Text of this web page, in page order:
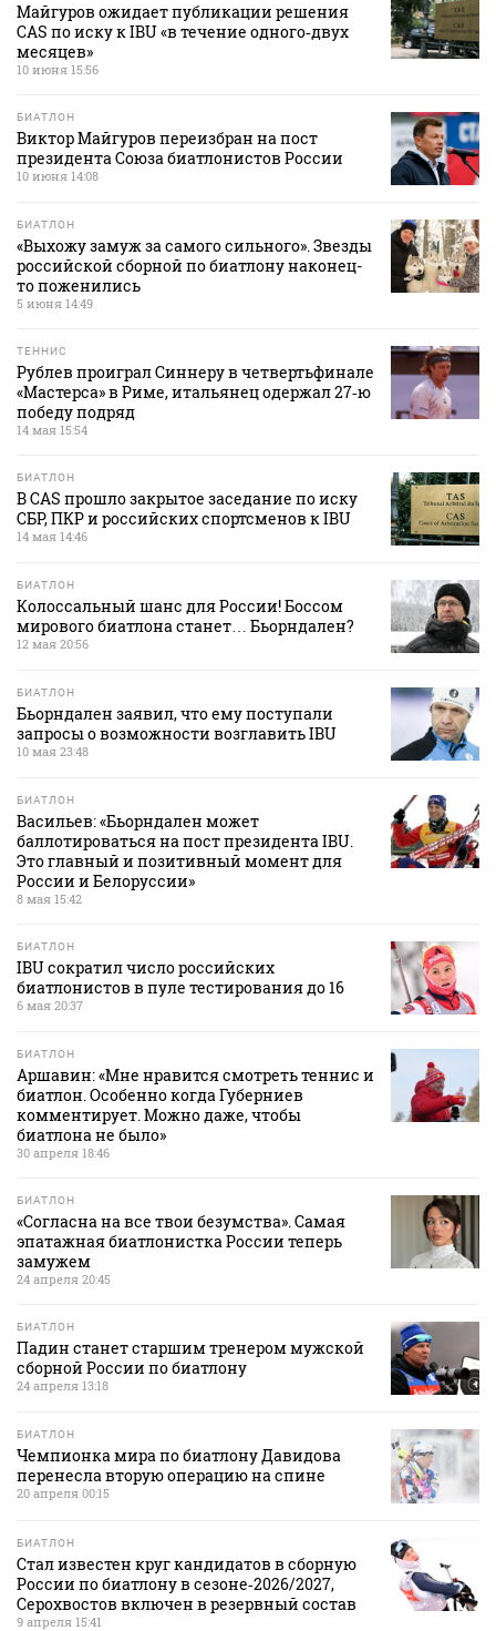
Майгуров ожидает публикации решения
CAS по иску к IBU «в течение одного‑двух
месяцев»
10 июня 15:56
БИАТЛОН
Виктор Майгуров переизбран на пост
президента Союза биатлонистов России
10 июня 14:08
БИАТЛОН
«Выхожу замуж за самого сильного». Звезды
российской сборной по биатлону наконец-
то поженились
5 июня 14:49
ТЕННИС
Рублев проиграл Синнеру в четвертьфинале
«Мастерса» в Риме, итальянец одержал 27‑ю
победу подряд
14 мая 15:54
БИАТЛОН
В CAS прошло закрытое заседание по иску
СБР, ПКР и российских спортсменов к IBU
14 мая 14:46
БИАТЛОН
Колоссальный шанс для России! Боссом
мирового биатлона станет… Бьорндален?
12 мая 20:56
БИАТЛОН
Бьорндален заявил, что ему поступали
запросы о возможности возглавить IBU
10 мая 23:48
БИАТЛОН
Васильев: «Бьорндален может
баллотироваться на пост президента IBU.
Это главный и позитивный момент для
России и Белоруссии»
8 мая 15:42
БИАТЛОН
IBU сократил число российских
биатлонистов в пуле тестирования до 16
6 мая 20:37
БИАТЛОН
Аршавин: «Мне нравится смотреть теннис и
биатлон. Особенно когда Губерниев
комментирует. Можно даже, чтобы
биатлона не было»
30 апреля 18:46
БИАТЛОН
«Согласна на все твои безумства». Самая
эпатажная биатлонистка России теперь
замужем
24 апреля 20:45
БИАТЛОН
Падин станет старшим тренером мужской
сборной России по биатлону
24 апреля 13:18
БИАТЛОН
Чемпионка мира по биатлону Давидова
перенесла вторую операцию на спине
20 апреля 00:15
БИАТЛОН
Стал известен круг кандидатов в сборную
России по биатлону в сезоне‑2026/2027,
Серохвостов включен в резервный состав
9 апреля 15:41